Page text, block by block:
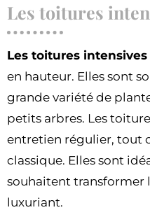
Les toitures
Les toitures intensives
en hauteur. Elles sont
grande variété de
petits arbres. Les
entretien régulier, tout
classique. Elles sont
souhaitent transformer
luxuriant.